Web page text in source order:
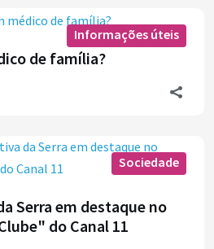
Informações úteis
de família?
Sociedade
Serra em destaque no
do Canal 11